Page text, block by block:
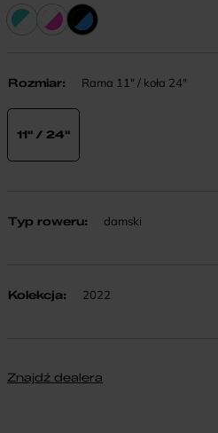
Rozmiar: Rama 11" / koła 24"
11" / 24"
Typ roweru: damski
Kolekcja: 2022
Znajdź dealera